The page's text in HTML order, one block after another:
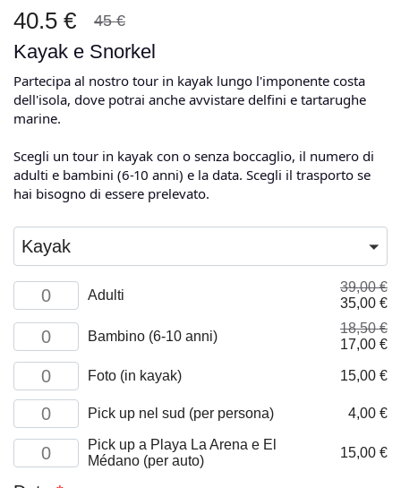
40.5 € 45 €
Kayak e Snorkel
Partecipa al nostro tour in kayak lungo l'imponente costa
dell'isola, dove potrai anche avvistare delfini e tartarughe
marine.
Scegli un tour in kayak con o senza boccaglio, il numero di
adulti e bambini (6-10 anni) e la data. Scegli il trasporto se
hai bisogno di essere prelevato.
Kayak
Kayaking
&
Snorkeling,
Adult
quantità
Adulti
39,00€
Il
originale
era:
39,00 €.
35,00 €Il
è:
Kayaking
&
Snorkeling,
Child
(6-
years)
quantità
Bambino (6-10 anni)
18,50€
Il
originale
18,50 €.
17,00 €Il
Kayaking
&
Snorkeling,
Photos
(per
kayak)
quantità
Foto (in kayak) 15,00 €
Kayaking
&
Snorkeling,
up
Pick up nel sud (per persona) 4,00 €
Kayaking
&
Pick up a Playa La Arena e El
Médano (per auto)
15,00 €